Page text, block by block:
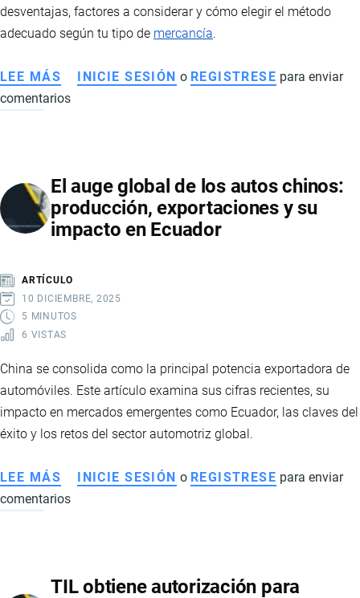
desventajas, factores a considerar y cómo elegir el método
adecuado según tu tipo de mercancía.
LEE MÁS SOBRE
TRANSPORTE
MARÍTIMO:
CÓMO
ELEGIR
IDEAL
PARA
TU
INICIE SESIÓN o REGISTRESE para enviar
comentarios
El auge global de los autos chinos:
producción, exportaciones y su
impacto en Ecuador
ARTÍCULO
10 DICIEMBRE, 2025
5 MINUTOS
6 VISTAS
China se consolida como la principal potencia exportadora de
automóviles. Este artículo examina sus cifras recientes, su
impacto en mercados emergentes como Ecuador, las claves del
éxito y los retos del sector automotriz global.
LEE MÁS SOBRE
EL
LOS
INICIE SESIÓN o REGISTRESE para enviar
comentarios
TIL obtiene autorización para